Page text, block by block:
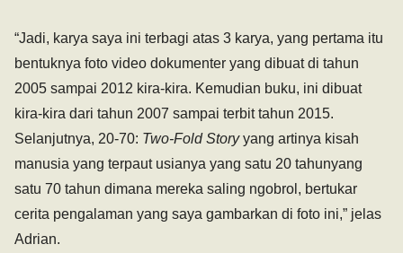
“Jadi, karya saya ini terbagi atas 3 karya, yang pertama itu
bentuknya foto video dokumenter yang dibuat di tahun
2005 sampai 2012 kira-kira. Kemudian buku, ini dibuat
kira-kira dari tahun 2007 sampai terbit tahun 2015.
Selanjutnya, 20-70: Two-Fold Storyyang artinya kisah
manusia yang terpaut usianya yang satu 20 tahunyang
satu 70 tahun dimana mereka saling ngobrol, bertukar
cerita pengalaman yang saya gambarkan di foto ini,” jelas
Adrian.